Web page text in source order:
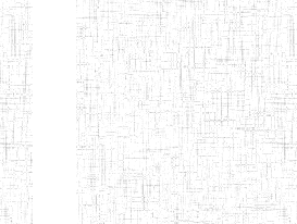
Etablissements